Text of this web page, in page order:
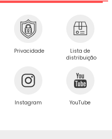
Privacidade
Lista de
distribuição
Instagram YouTube